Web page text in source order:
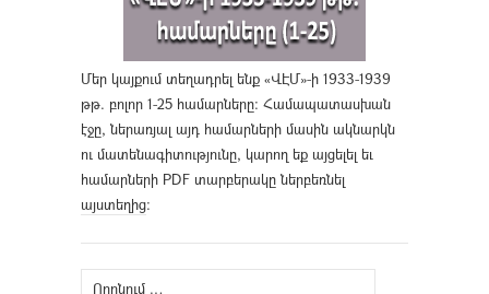
Մեր կայքում տեղադրել ենք «ՎԷՄ»-ի 1933-1939
թթ. բոլոր 1-25 համարները։ Համապատասխան
էջը, ներառյալ այդ համարների մասին ակնարկն
ու մատենագիտությունը, կարող եք այցելել եւ
համարների PDF տարբերակը ներբեռնել
այստեղից։
Որոնել՝